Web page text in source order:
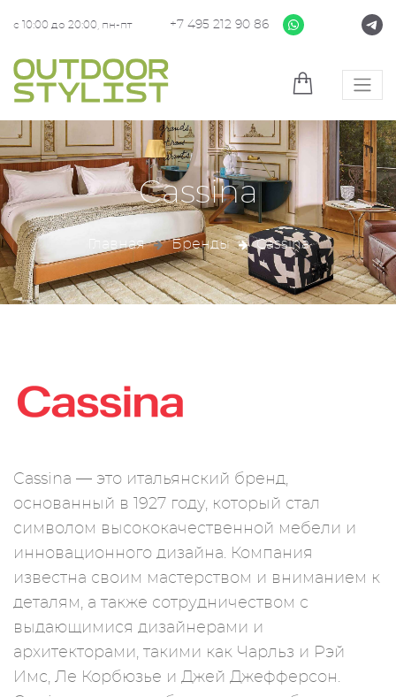
с 10:00 до 20:00, пн-пт +7 495 212 90 86
Cassina
Главная Бренды Cassina
Cassina — это итальянский бренд,
основанный в 1927 году, который стал
символом высококачественной мебели и
инновационного дизайна. Компания
известна своим мастерством и вниманием к
деталям, а также сотрудничеством с
выдающимися дизайнерами и
архитекторами, такими как Чарльз и Рэй
Имс, Ле Корбюзье и Джей Джефферсон.